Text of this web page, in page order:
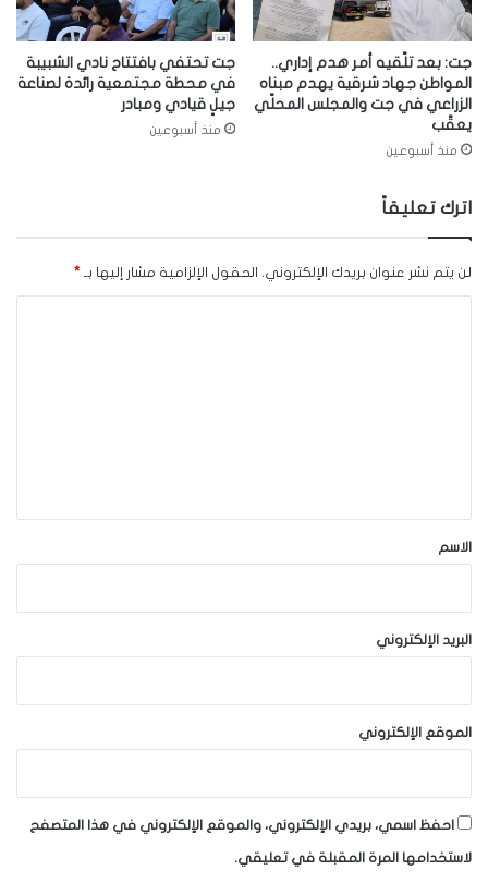
جت: بعد تلّقيه أمر هدم إداري..
المواطن جهاد شرقية يهدم مبناه
الزراعي في جت والمجلس المحلّي
يعقّب
منذ أسبوعين
جت تحتفي بافتتاح نادي الشبيبة
في محطة مجتمعية رائدة لصناعة
جيلٍ قيادي ومبادر
منذ أسبوعين
اترك تعليقاً
لن يتم نشر عنوان بريدك الإلكتروني. الحقول الإلزامية مشار إليها بـ *
*الاسم
البريد الإلكتروني
الموقع الإلكتروني
احفظ اسمي، بريدي الإلكتروني، والموقع الإلكتروني في هذا المتصفح
لاستخدامها المرة المقبلة في تعليقي.